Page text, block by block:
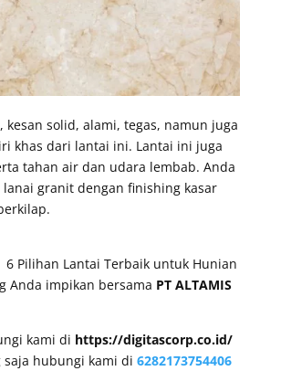
kesan solid, alami, tegas, namun juga
khas dari lantai ini. Lantai ini juga
tahan air dan udara lembab. Anda
lanai granit dengan finishing kasar
Pilihan Lantai Terbaik untuk Hunian
Anda impikan bersama PT ALTAMIS
kami di https://digitascorp.co.id/
saja hubungi kami di 6282173754406